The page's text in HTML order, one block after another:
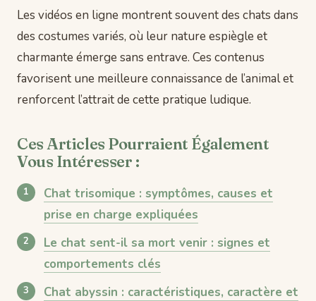
Les vidéos en ligne montrent souvent des chats dans
des costumes variés, où leur nature espiègle et
charmante émerge sans entrave. Ces contenus
favorisent une meilleure connaissance de l’animal et
renforcent l’attrait de cette pratique ludique.
Ces Articles Pourraient Également
Vous Intéresser :
Chat trisomique : symptômes, causes et
prise en charge expliquées
Le chat sent-il sa mort venir : signes et
comportements clés
Chat abyssin : caractéristiques, caractère et